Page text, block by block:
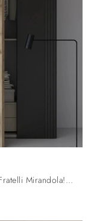
Ti presentiamo l'armadio Wave in legno di Fratelli Mirandola! Un ricco catalogo di armadi a muro con ante battenti.